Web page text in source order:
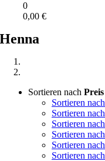
0
0,00€
Henna
Sortieren nach Preis
Sortieren nach
Sortieren nach
Sortieren nach
Sortieren nach
Sortieren nach
Sortieren nach